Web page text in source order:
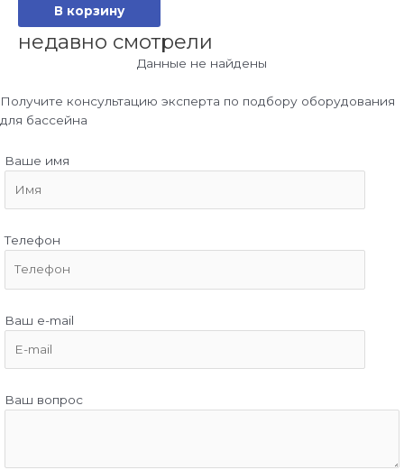
В корзину
недавно смотрели
Данные не найдены
Получите консультацию эксперта по подбору оборудования
для бассейна
Ваше имя
Телефон
Ваш e-mail
Ваш вопрос